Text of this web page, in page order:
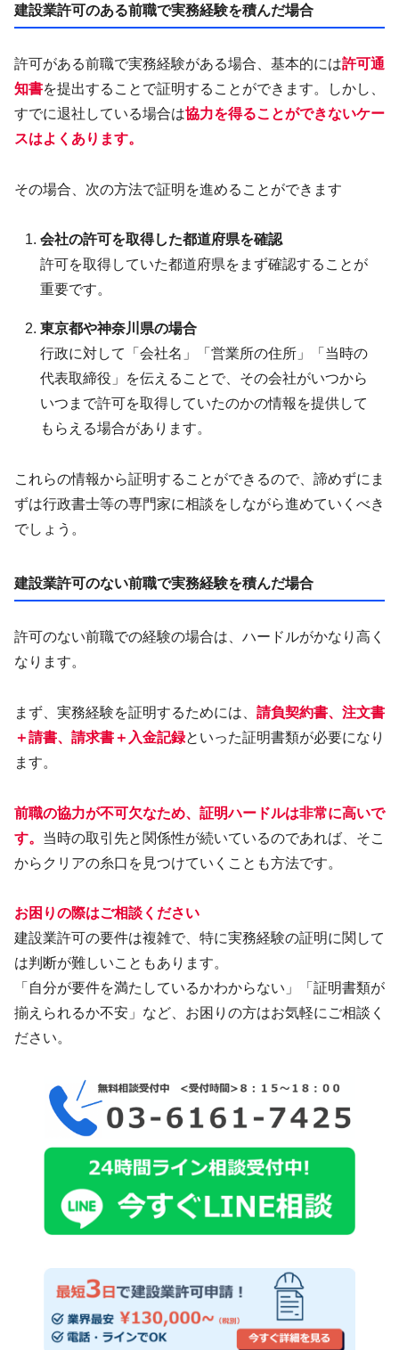
建設業許可のある前職で実務経験を積んだ場合
許可がある前職で実務経験がある場合、基本的には許可通
知書を提出することで証明することができます。しかし、
すでに退社している場合は協力を得ることができないケー
スはよくあります。
その場合、次の方法で証明を進めることができます
会社の許可を取得した都道府県を確認
許可を取得していた都道府県をまず確認することが
重要です。
東京都や神奈川県の場合
行政に対して「会社名」「営業所の住所」「当時の
代表取締役」を伝えることで、その会社がいつから
いつまで許可を取得していたのかの情報を提供して
もらえる場合があります。
これらの情報から証明することができるので、諦めずにま
ずは行政書士等の専門家に相談をしながら進めていくべき
でしょう。
建設業許可のない前職で実務経験を積んだ場合
許可のない前職での経験の場合は、ハードルがかなり高く
なります。
まず、実務経験を証明するためには、 請負契約書、注文書
＋請書、請求書＋入金記録といった証明書類が必要になり
ます。
前職の協力が不可欠なため、証明ハードルは非常に高いで
す。 当時の取引先と関係性が続いているのであれば、そこ
からクリアの糸口を見つけていくことも方法です。
お困りの際はご相談ください
建設業許可の要件は複雑で、特に実務経験の証明に関して
は判断が難しいこともあります。
「自分が要件を満たしているかわからない」「証明書類が
揃えられるか不安」など、お困りの方はお気軽にご相談く
ださい。